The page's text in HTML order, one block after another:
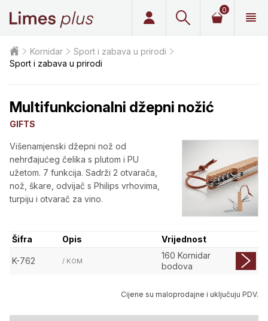
0
Kornidar
Sport i zabava u prirodi
Sport i zabava u prirodi
Multifunkcionalni džepni nožić
GIFTS
Višenamjenski džepni nož od
nehrđajućeg čelika s plutom i PU
užetom. 7 funkcija. Sadrži 2 otvarača,
nož, škare, odvijač s Philips vrhovima,
turpiju i otvarač za vino.
Šifra Opis Vrijednost
K-762 / KOM
160 Kornidar
bodova
Cijene su maloprodajne i uključuju PDV.